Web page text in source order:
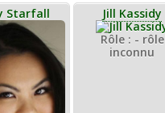
Starfall
Jill Kassidy
Rôle : - rôle
inconnu